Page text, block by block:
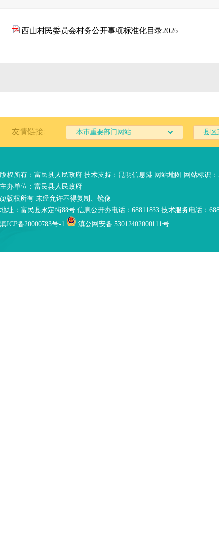
西山村民委员会村务公开事项标准化目录2026
友情链接: 本市重要部门网站 县区
版权所有：富民县人民政府 技术支持： 昆明信息港 网站地图 网站标识：
主办单位：富民县人民政府
@版权所有 未经允许不得复制、镜像
地址：富民县永定街88号 信息公开办电话：68811833 技术服务电话：
滇ICP备20000783号-1
滇公网安备 53012402000111号